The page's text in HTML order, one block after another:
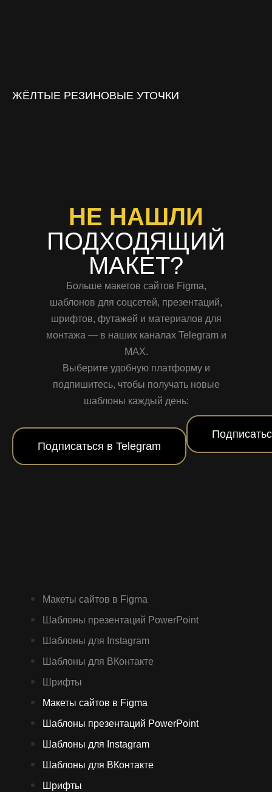
ЖЁЛТЫЕ РЕЗИНОВЫЕ УТОЧКИ
НЕ НАШЛИ
ПОДХОДЯЩИЙ
МАКЕТ?
Больше макетов сайтов Figma,
шаблонов для соцсетей, презентаций,
шрифтов, футажей и материалов для
монтажа — в наших каналах Telegram и
MAX.
Выберите удобную платформу и
подпишитесь, чтобы получать новые
шаблоны каждый день:
Подписаться в Telegram
Макеты сайтов в Figma
Шаблоны презентаций PowerPoint
Шаблоны для Instagram
Шаблоны для ВКонтакте
Шрифты
Макеты сайтов в Figma
Шаблоны презентаций PowerPoint
Шаблоны для Instagram
Шаблоны для ВКонтакте
Шрифты